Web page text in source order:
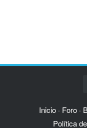
Inicio · Foro ·
Política